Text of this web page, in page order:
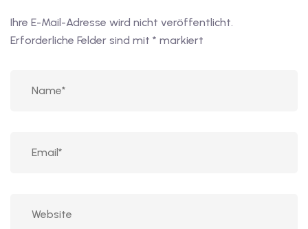
Ihre E-Mail-Adresse wird nicht veröffentlicht.
Erforderliche Felder sind mit * markiert